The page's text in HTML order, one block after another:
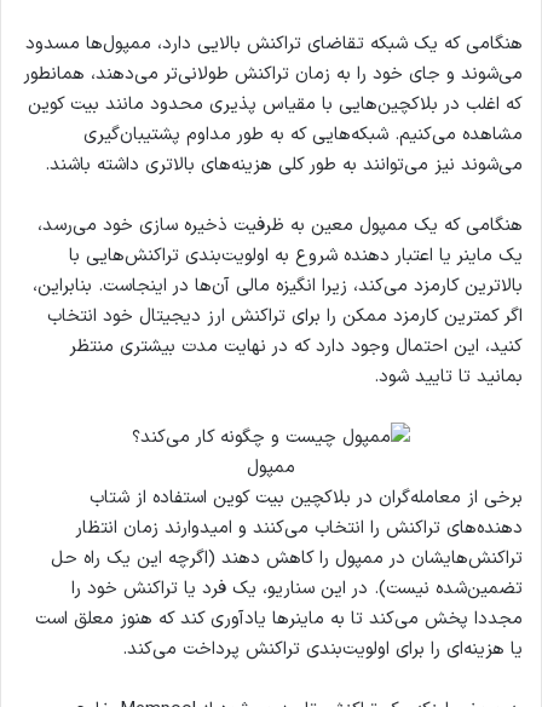
هنگامی که یک شبکه تقاضای تراکنش بالایی دارد، ممپول‌ها مسدود
می‌شوند و جای خود را به زمان تراکنش طولانی‌تر می‌دهند، همانطور
که اغلب در بلاکچین‌هایی با مقیاس پذیری محدود مانند بیت کوین
مشاهده می‌کنیم. شبکه‌هایی که به طور مداوم پشتیبان‌گیری
می‌شوند نیز می‌توانند به طور کلی هزینه‌های بالاتری داشته باشند.
هنگامی که یک ممپول معین به ظرفیت ذخیره سازی خود می‌رسد،
یک ماینر یا اعتبار دهنده شروع به اولویت‌بندی تراکنش‌هایی با
بالاترین کارمزد می‌کند، زیرا انگیزه مالی آن‌ها در اینجاست. بنابراین،
اگر کمترین کارمزد ممکن را برای تراکنش ارز دیجیتال خود انتخاب
کنید، این احتمال وجود دارد که در نهایت مدت بیشتری منتظر
بمانید تا تایید شود.
ممپول
برخی از معامله‌گران در بلاکچین بیت کوین استفاده از شتاب
دهنده‌های تراکنش را انتخاب می‌کنند و امیدوارند زمان انتظار
تراکنش‌هایشان در ممپول را کاهش دهند (اگرچه این یک راه حل
تضمین‌شده نیست). در این سناریو، یک فرد یا تراکنش خود را
مجددا پخش می‌کند تا به ماینرها یادآوری کند که هنوز معلق است
یا هزینه‌ای را برای اولویت‌بندی تراکنش پرداخت می‌کند.